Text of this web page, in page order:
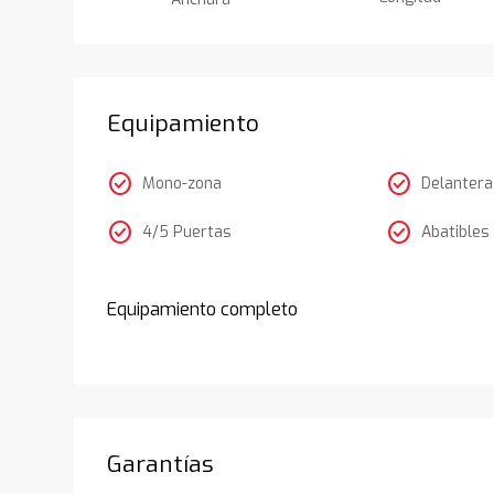
Equipamiento
check_circle Mono-zona
check_circle 4/5 Puertas
check_circle Delantera
check_circle
Equipamiento completo
Garantías